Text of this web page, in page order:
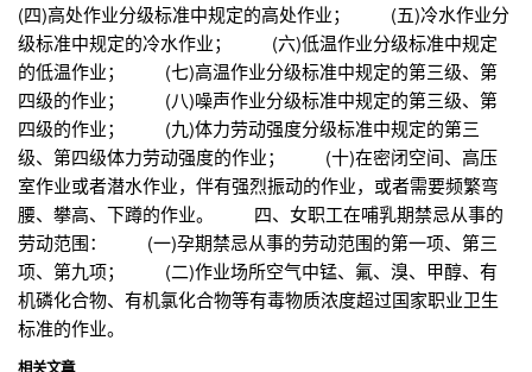
(四)高处作业分级标准中规定的高处作业； (五)冷水作业分
级标准中规定的冷水作业； (六)低温作业分级标准中规定
的低温作业； (七)高温作业分级标准中规定的第三级、第
四级的作业； (八)噪声作业分级标准中规定的第三级、第
四级的作业； (九)体力劳动强度分级标准中规定的第三
级、第四级体力劳动强度的作业； (十)在密闭空间、高压
室作业或者潜水作业，伴有强烈振动的作业，或者需要频繁弯
腰、攀高、下蹲的作业。 四、女职工在哺乳期禁忌从事的
劳动范围： (一)孕期禁忌从事的劳动范围的第一项、第三
项、第九项； (二)作业场所空气中锰、氟、溴、甲醇、有
机磷化合物、有机氯化合物等有毒物质浓度超过国家职业卫生
标准的作业。
相关文章